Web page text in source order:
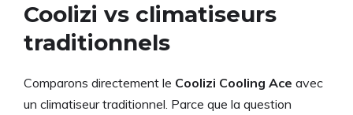
Coolizi vs climatiseurs
traditionnels
Comparons directement le Coolizi Cooling Ace avec
un climatiseur traditionnel. Parce que la question